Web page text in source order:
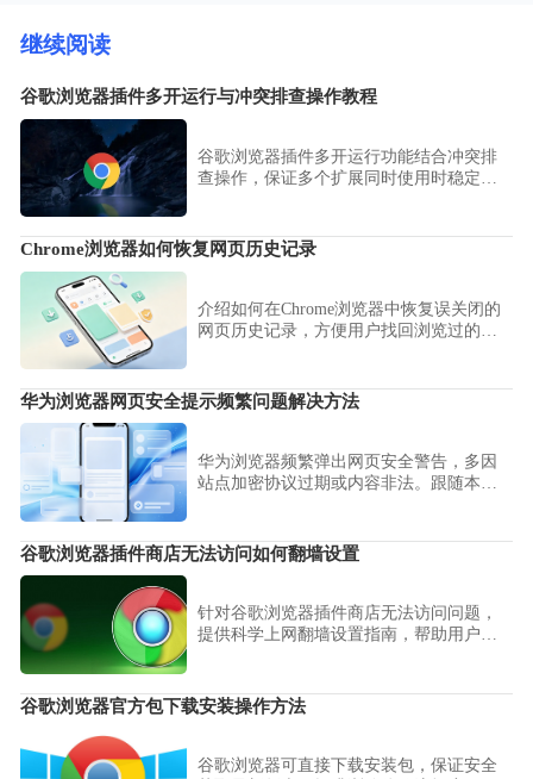
继续阅读
谷歌浏览器插件多开运行与冲突排查操作教程
谷歌浏览器插件多开运行功能结合冲突排
查操作，保证多个扩展同时使用时稳定运
Chrome浏览器如何恢复网页历史记录
介绍如何在Chrome浏览器中恢复误关闭的
网页历史记录，方便用户找回浏览过的内
华为浏览器网页安全提示频繁问题解决方法
华为浏览器频繁弹出网页安全警告，多因
站点加密协议过期或内容非法。跟随本文
扰。
谷歌浏览器插件商店无法访问如何翻墙设置
针对谷歌浏览器插件商店无法访问问题，
提供科学上网翻墙设置指南，帮助用户正
谷歌浏览器官方包下载安装操作方法
谷歌浏览器可直接下载安装包，保证安全